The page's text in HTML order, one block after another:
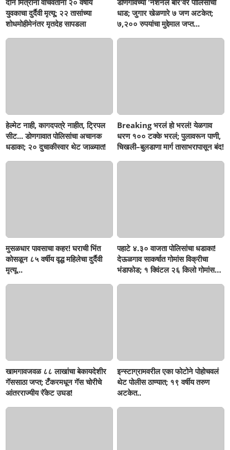
दोन मित्रांना वाचवताना २० वर्षीय
युवकाचा दुर्दैवी मृत्यू; २२ तासांच्या
शोधमोहीमेनंतर मृतदेह सापडला
डोणगावच्या 'नॅशनल बार'वर पोलिसांची
धाड; जुगार खेळणारे ७ जण अटकेत;
७,२०० रुपयांचा मुद्देमाल जप्त...
हेल्मेट नाही, कागदपत्रे नाहीत, ट्रिपल
सीट... डोणगावात पोलिसांचा अचानक
धडाका; २० दुचाकीस्वार थेट जाळ्यात!
Breaking भरलं हो भरलं! येळगाव
धरण १०० टक्के भरलं; पुलावरून पाणी,
चिखली–बुलडाणा मार्ग तासाभरापासून बंद!
मुसळधार पावसाचा कहर! घराची भिंत
कोसळून ८५ वर्षीय वृद्ध महिलेचा दुर्दैवी
मृत्यू...
पहाटे ४.३० वाजता पोलिसांचा धडाका!
देऊळगाव साकर्षात गोमांस विक्रीचा
भंडाफोड; १ क्विंटल २६ किलो गोमांस
खामगावजवळ ८८ लाखांचा बेकायदेशीर
गॅससाठा जप्त; टँकरमधून गॅस चोरीचे
आंतरराज्यीय रॅकेट उघड!
इन्स्टाग्रामवरील एका फोटोने पोहोचवलं
थेट पोलीस ठाण्यात; १९ वर्षीय तरुण
अटकेत..